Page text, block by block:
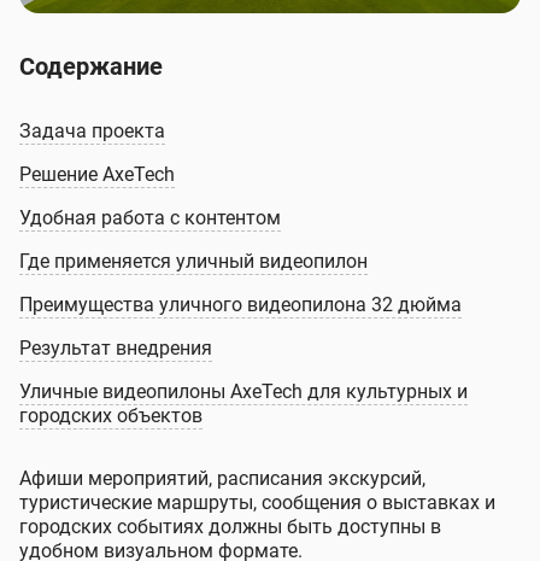
Содержание
Задача проекта
Решение AxeTech
Удобная работа с контентом
Где применяется уличный видеопилон
Преимущества уличного видеопилона 32 дюйма
Результат внедрения
Уличные видеопилоны AxeTech для культурных и
городских объектов
Афиши мероприятий, расписания экскурсий,
туристические маршруты, сообщения о выставках и
городских событиях должны быть доступны в
удобном визуальном формате.